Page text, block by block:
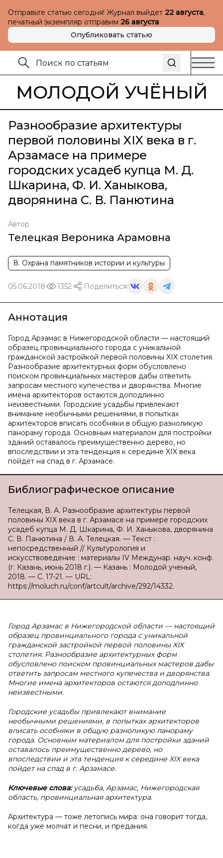
Отправьте статью сегодня! Журнал выйдет 22 августа,
печатный экземпляр отправим 26 августа
Опубликовать статью
МОЛОДОЙ УЧЁНЫЙ
Разнообразие архитектуры
первой половины XIX века в г.
Арзамасе на примере
городских усадеб купца М. Д.
Шкарина, Ф. И. Ханыкова,
дворянина С. В. Панютина
Автор
Телецкая Вероника Арамовна
8. Охрана памятников истории и культуры
05.06.2018 1352 Поделиться
Аннотация
Город Арзамас в Нижегородской области — настоящий
образец провинциального города с уникальной
гражданской застройкой первой половины XIX столетия.
Разнообразие архитектурных форм обусловлено
поиском провинциальных мастеров дабы ответить
запросам местного купечества и дворянства. Многие
имена архитекторов остаются доподлинно
неизвестными. Городские усадьбы привлекают
внимание необычными решениями, в попытках
архитекторов вписать особняки в общую разноликую
панораму города. Основным материалом для постройки
зданий оставалось преимущественно дерево, но
впоследствии и эта тенденция к середине XIX века
пойдет на спад в г. Арзамасе.
Библиографическое описание
Телецкая, В. А. Разнообразие архитектуры первой
половины XIX века в г. Арзамасе на примере городских
усадеб купца М. Д. Шкарина, Ф. И. Ханыкова, дворянина
С. В. Панютина / В. А. Телецкая. — Текст :
непосредственный // Культурология и
искусствоведение : материалы IV Междунар. науч. конф.
(г. Казань, июнь 2018 г.). — Казань : Молодой ученый,
2018. — С. 17-21. — URL:
https://moluch.ru/conf/artcult/archive/292/14332.
Город Арзамас в Нижегородской области — настоящий
образец провинциального города с уникальной
гражданской застройкой первой половины XIX
столетия. Разнообразие архитектурных форм
обусловлено поиском провинциальных мастеров дабы
ответить запросам местного купечества и дворянства.
Многие имена архитекторов остаются доподлинно
неизвестными.
Городские усадьбы привлекают внимание
необычными решениями, в попытках архитекторов
вписать особняки в общую разноликую панораму
города. Основным материалом для постройки зданий
оставалось преимущественно дерево, но
впоследствии и эта тенденция к середине XIX века
пойдет на спад в г. Арзамасе.
Ключевые слова:усадьба, Арзамас, Нижегородская
область, провинциальная архитектура.
Архитектура — тоже летопись мира: она говорит тогда,
когда уже молчат и песни, и предания.